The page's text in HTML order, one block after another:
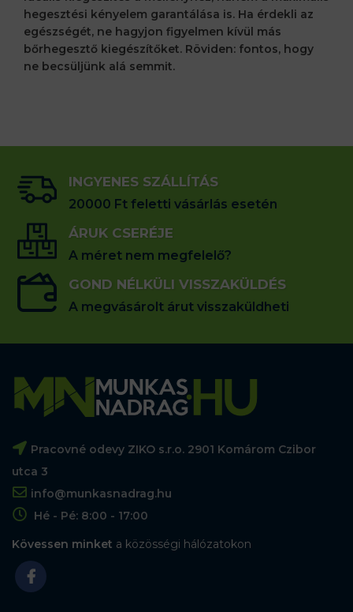
hegesztési kényelem garantálása is. Ha érdekli az
egészségét, ne hagyjon figyelmen kívül más
bőrhegesztő kiegészítőket. Röviden: fontos, hogy
ne becsüljünk alá semmit.
INGYENES SZÁLLÍTÁS
20000 Ft feletti vásárlás esetén
ÁRUK CSERÉJE
A méret nem megfelelő?
GOND NÉLKÜLI VISSZAKÜLDÉS
A megvásárolt árut visszaküldheti
Pracovné odevy ZIKO s.r.o. 2901 Komárom Czibor
utca 3
info@munkasnadrag.hu
Hé - Pé: 8:00 - 17:00
Kövessen minket a közösségi hálózatokon